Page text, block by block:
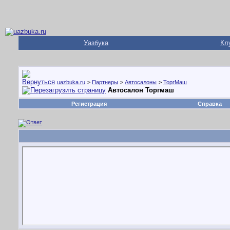
Уазбука
uazbuka.ru > Партнеры > Автосалоны > ТоргМаш
Автосалон Торгмаш
Регистрация Справка